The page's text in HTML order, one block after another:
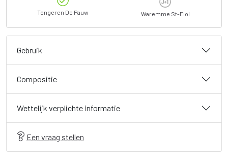
Tongeren De Pauw Waremme St-Eloi
Gebruik
Compositie
Wettelijk verplichte informatie
Een vraag stellen